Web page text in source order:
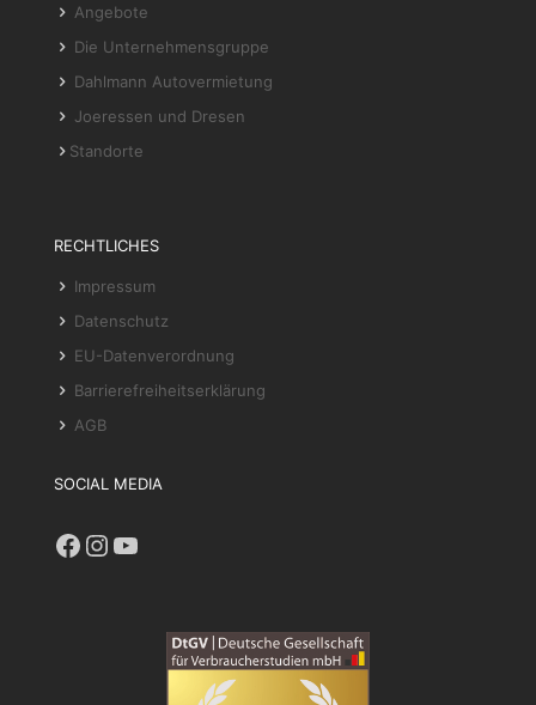
Angebote
Die Unternehmensgruppe
Dahlmann Autovermietung
Joeressen und Dresen
Standorte
RECHTLICHES
Impressum
Datenschutz
EU-Datenverordnung
Barrierefreiheitserklärung
AGB
SOCIAL MEDIA
Facebook
Instagram
YouTube